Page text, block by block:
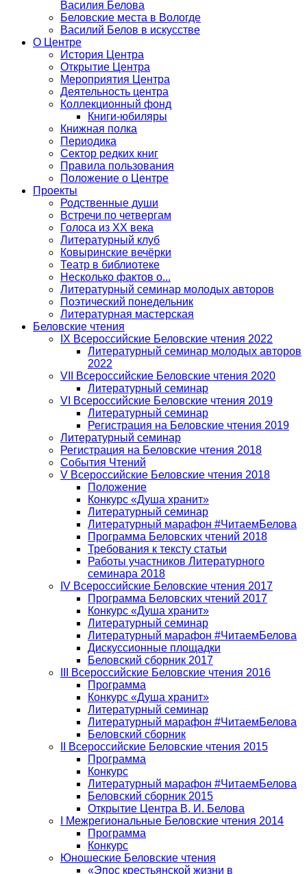
Василия Белова
Беловские места в Вологде
Василий Белов в искусстве
О Центре
История Центра
Открытие Центра
Мероприятия Центра
Деятельность центра
Коллекционный фонд
Книги-юбиляры
Книжная полка
Периодика
Сектор редких книг
Правила пользования
Положение о Центре
Проекты
Родственные души
Встречи по четвергам
Голоса из ХХ века
Литературный клуб
Ковыринские вечёрки
Театр в библиотеке
Несколько фактов о...
Литературный семинар молодых авторов
Поэтический понедельник
Литературная мастерская
Беловские чтения
IX Всероссийские Беловские чтения 2022
Литературный семинар молодых авторов
2022
VII Всероссийские Беловские чтения 2020
Литературный семинар
VI Всероссийские Беловские чтения 2019
Литературный семинар
Регистрация на Беловские чтения 2019
Литературный семинар
Регистрация на Беловские чтения 2018
События Чтений
V Всероссийские Беловские чтения 2018
Положение
Конкурс «Душа хранит»
Литературный семинар
Литературный марафон #ЧитаемБелова
Программа Беловских чтений 2018
Требования к тексту статьи
Работы участников Литературного
семинара 2018
IV Всероссийские Беловские чтения 2017
Программа Беловских чтений 2017
Конкурс «Душа хранит»
Литературный семинар
Литературный марафон #ЧитаемБелова
Дискуссионные площадки
Беловский сборник 2017
III Всероссийские Беловские чтения 2016
Программа
Конкурс «Душа хранит»
Литературный семинар
Литературный марафон #ЧитаемБелова
Беловский сборник
II Всероссийские Беловские чтения 2015
Программа
Конкурс
Литературный марафон #ЧитаемБелова
Беловский сборник 2015
Открытие Центра В. И. Белова
I Межрегиональные Беловские чтения 2014
Программа
Конкурс
Юношеские Беловские чтения
«Эпос крестьянской жизни в